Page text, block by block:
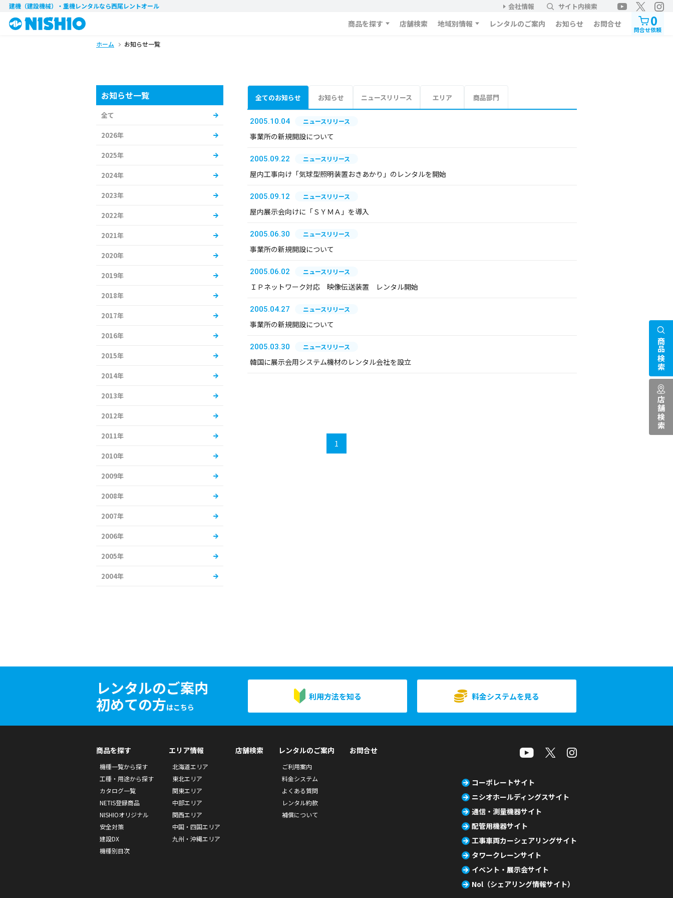
建機（建設機械）・重機レンタルなら西尾レントオール 会社情報 サイト内検索
商品を探す 店舗検索 地域別情報 レンタルのご案内 お知らせ お問合せ 0
問合せ依頼
ホーム お知らせ一覧
全てのお知らせ お知らせ ニュースリリース エリア 商品部門
2005.10.04 ニュースリリース
事業所の新規開設について
2005.09.22 ニュースリリース
屋内工事向け「気球型照明装置おきあかり」のレンタルを開始
2005.09.12 ニュースリリース
屋内展示会向けに「ＳＹＭＡ」を導入
2005.06.30 ニュースリリース
事業所の新規開設について
2005.06.02 ニュースリリース
ＩＰネットワーク対応 映像伝送装置 レンタル開始
2005.04.27 ニュースリリース
事業所の新規開設について
2005.03.30 ニュースリリース
韓国に展示会用システム機材のレンタル会社を設立
1
お知らせ一覧
全て
2026年
2025年
2024年
2023年
2022年
2021年
2020年
2019年
2018年
2017年
2016年
2015年
2014年
2013年
2012年
2011年
2010年
2009年
2008年
2007年
2006年
2005年
2004年
レンタルのご案内
初めての方はこちら
利用方法を知る 料金システムを見る
商品検索
店舗検索
商品を探す
機種一覧から探す
工種・用途から探す
カタログ一覧
NETIS登録商品
NISHIOオリジナル
安全対策
建設DX
機種別目次
エリア情報
北海道エリア
東北エリア
関東エリア
中部エリア
関西エリア
中国・四国エリア
九州・沖縄エリア
店舗検索 レンタルのご案内
ご利用案内
料金システム
よくある質問
レンタル約款
補償について
お問合せ
コーポレートサイト
ニシオホールディングスサイト
通信・測量機器サイト
配管用機器サイト
工事車両カーシェアリングサイト
タワークレーンサイト
イベント・展示会サイト
Nol（シェアリング情報サイト）